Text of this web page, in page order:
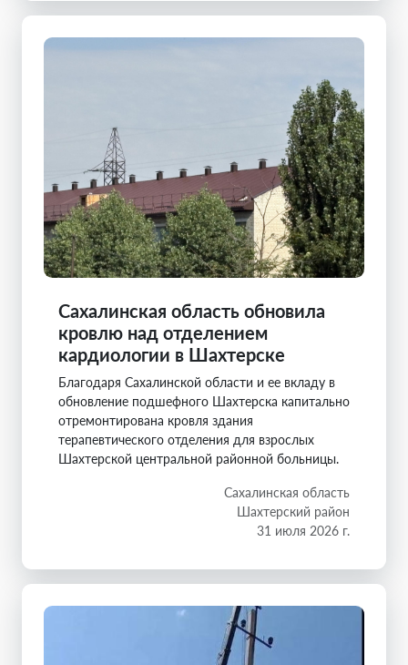
Сахалинская область обновила
кровлю над отделением
кардиологии в Шахтерске
Благодаря Сахалинской области и ее вкладу в
обновление подшефного Шахтерска капитально
отремонтирована кровля здания
терапевтического отделения для взрослых
Шахтерской центральной районной больницы.
Сахалинская область
Шахтерский район
31 июля 2026 г.